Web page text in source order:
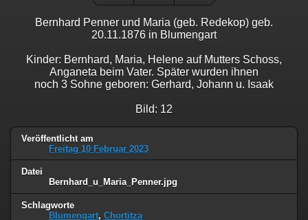
Bernhard Penner und Maria (geb. Redekop) geb.
20.11.1876 in Blumengart
Kinder: Bernhard, Maria, Helene auf Mutters Schoss,
Anganeta beim Vater. Später wurden ihnen
noch 3 Sohne geboren: Gerhard, Johann u. Isaak
Bild: 12
Veröffentlicht am
Freitag 10 Februar 2023
Datei
Bernhard_u_Maria_Penner.jpg
Schlagworte
Blumengart, Chortitza